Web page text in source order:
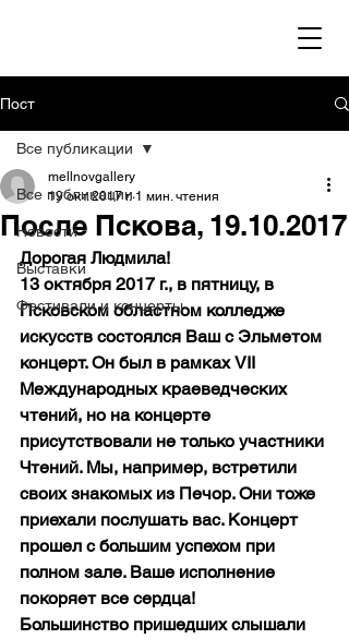
Пост
Все публикации
Новости
Выставки
Фестивали и концерты
Все публикации
После Пскова, 19.10.2017
mellnovgallery
19 окт. 2017 г. 1 мин. чтения
Дорогая Людмила!
13 октября 2017 г., в пятницу, в
Псковском областном колледже
искусств состоялся Ваш с Эльметом
концерт. Он был в рамках VII
Международных краеведческих
чтений, но на концерте
присутствовали не только участники
Чтений. Мы, например, встретили
своих знакомых из Печор. Они тоже
приехали послушать вас. Концерт
прошел с большим успехом при
полном зале. Ваше исполнение
покоряет все сердца!
Большинство пришедших слышали